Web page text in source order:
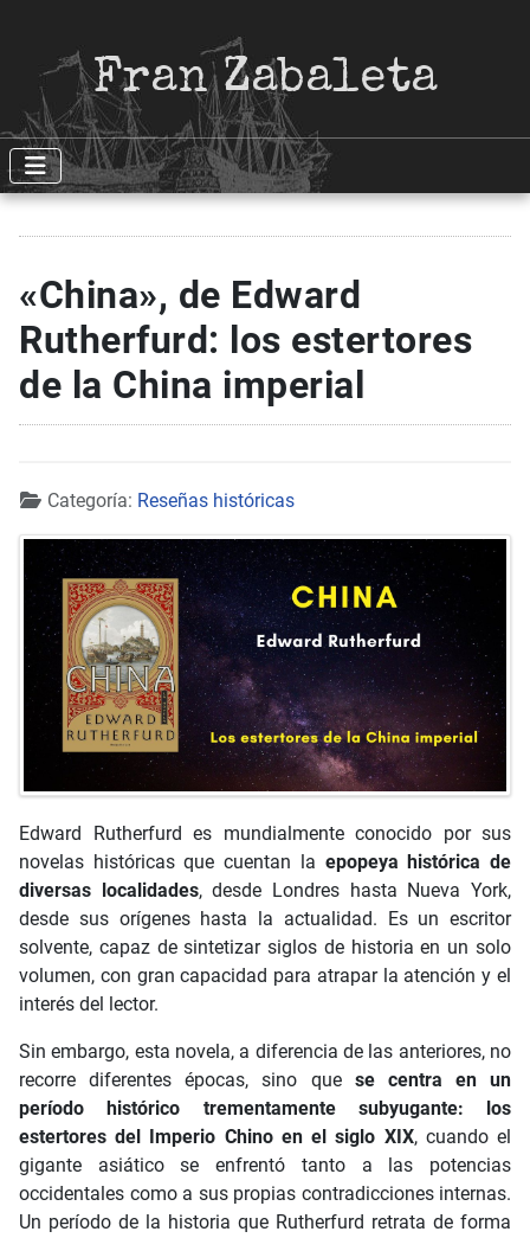
Fran Zabaleta
«China», de Edward
Rutherfurd: los estertores
de la China imperial
Detalles
Categoría: Reseñas históricas
Edward Rutherfurd es mundialmente conocido por sus
novelas históricas que cuentan la epopeya histórica de
diversas localidades, desde Londres hasta Nueva York,
desde sus orígenes hasta la actualidad. Es un escritor
solvente, capaz de sintetizar siglos de historia en un solo
volumen, con gran capacidad para atrapar la atención y el
interés del lector.
Sin embargo, esta novela, a diferencia de las anteriores, no
recorre diferentes épocas, sino que se centra en un
período histórico trementamente subyugante: los
estertores del Imperio Chino en el siglo XIX, cuando el
gigante asiático se enfrentó tanto a las potencias
occidentales como a sus propias contradicciones internas.
Un período de la historia que Rutherfurd retrata de forma